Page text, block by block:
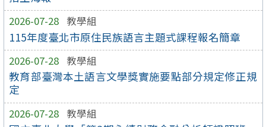
2026-07-28 教學組
115年度臺北市原住民族語言主題式課程報名簡章
2026-07-28 教學組
教育部臺灣本土語言文學獎實施要點部分規定修正規
定
2026-07-28 教學組